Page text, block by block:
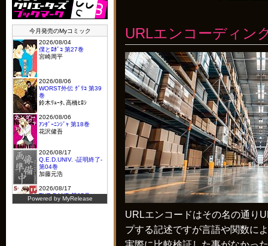
URLエンコーディン
URLエンコードはその名の通り
プする記述ですが言語や関数に